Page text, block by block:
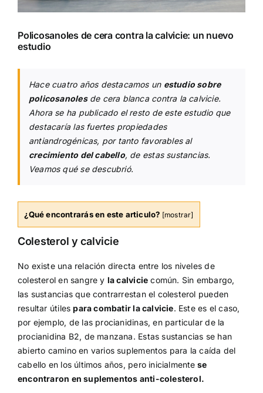
Policosanoles de cera contra la calvicie: un nuevo
estudio
Hace cuatro años destacamos un estudio sobre
policosanolesde cera blanca contra la calvicie.
Ahora se ha publicado el resto de este estudio que
destacaría las fuertes propiedades
antiandrogénicas, por tanto favorables al
crecimiento del cabello, de estas sustancias.
Veamos qué se descubrió.
¿Qué encontrarás en este articulo? [mostrar]
Colesterol y calvicie
No existe una relación directa entre los niveles de
colesterol en sangre y la calvicie común. Sin embargo,
las sustancias que contrarrestan el colesterol pueden
resultar útilespara combatir la calvicie. Este es el caso,
por ejemplo, de las procianidinas, en particular de la
procianidina B2, de manzana. Estas sustancias se han
abierto camino en varios suplementos para la caída del
cabello en los últimos años, pero inicialmente se
encontraron en suplementos anti-colesterol.